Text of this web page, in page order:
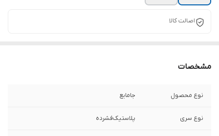
اصالت کالا
مشخصات
نوع محصول جامایع
نوع سری پلاستیک‌فشرده